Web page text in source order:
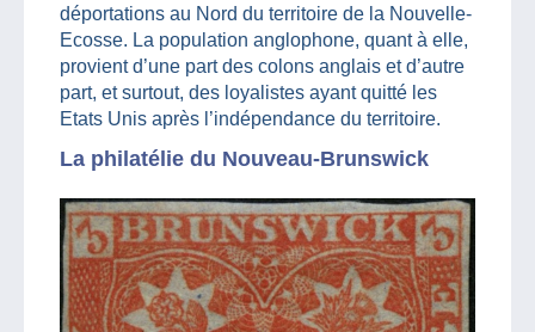
déportations au Nord du territoire de la Nouvelle-
Ecosse. La population anglophone, quant à elle,
provient d’une part des colons anglais et d’autre
part, et surtout, des loyalistes ayant quitté les
Etats Unis après l’indépendance du territoire.
La philatélie du Nouveau-Brunswick